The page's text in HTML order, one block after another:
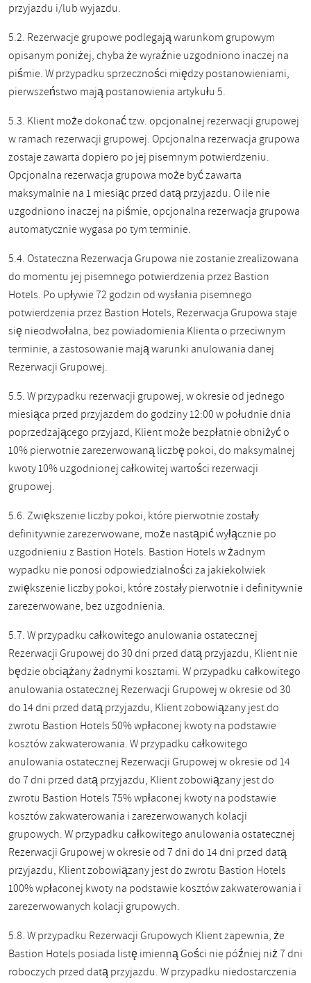
przyjazdu i/lub wyjazdu.
5.2. Rezerwacje grupowe podlegają warunkom grupowym
opisanym poniżej,chyba że wyraźnie uzgodniono inaczej na
piśmie. W przypadku sprzeczności między postanowieniami,
pierwszeństwo mają postanowienia artykułu 5.
5.3. Klient może dokonać tzw. opcjonalnej rezerwacji grupowej
w ramach rezerwacji grupowej. Opcjonalna rezerwacja grupowa
zostaje zawarta dopiero po jej pisemnym potwierdzeniu.
Opcjonalna rezerwacja grupowa może być zawarta
maksymalnie na 1 miesiąc przed datą przyjazdu. O ile nie
uzgodniono inaczej na piśmie, opcjonalna rezerwacja grupowa
automatycznie wygasa po tym terminie.
5.4. Ostateczna Rezerwacja Grupowa nie zostanie zrealizowana
do momentu jej pisemnego potwierdzenia przez Bastion
Hotels. Po upływie 72 godzin od wysłania pisemnego
potwierdzenia przez Bastion Hotels, Rezerwacja Grupowa staje
się nieodwołalna, bez powiadomienia Klienta o przeciwnym
terminie, a zastosowanie mają warunki anulowania danej
Rezerwacji Grupowej.
5.5. W przypadku rezerwacji grupowej, w okresie od jednego
miesiąca przed przyjazdem do godziny 12:00 w południe dnia
poprzedzającego przyjazd, Klient może bezpłatnie obniżyć o
10% pierwotnie zarezerwowaną liczbę pokoi, do maksymalnej
kwoty 10% uzgodnionej całkowitej wartości rezerwacji
grupowej.
5.6. Zwiększenie liczby pokoi, które pierwotnie zostały
definitywnie zarezerwowane, może nastąpić wyłącznie po
uzgodnieniu z Bastion Hotels. Bastion Hotels w żadnym
wypadku nie ponosi odpowiedzialności za jakiekolwiek
zwiększenie liczby pokoi, które zostały pierwotnie i definitywnie
zarezerwowane, bez uzgodnienia.
5.7. W przypadku całkowitego anulowania ostatecznej
Rezerwacji Grupowej do 30 dni przed datą przyjazdu, Klient nie
będzie obciążany żadnymi kosztami. W przypadku całkowitego
anulowania ostatecznej Rezerwacji Grupowej w okresie od 30
do 14 dni przed datą przyjazdu, Klient zobowiązany jest do
zwrotu Bastion Hotels 50% wpłaconej kwoty na podstawie
kosztów zakwaterowania. W przypadku całkowitego
anulowania ostatecznej Rezerwacji Grupowej w okresie od 14
do 7 dni przed datą przyjazdu, Klient zobowiązany jest do
zwrotu Bastion Hotels 75% wpłaconej kwoty na podstawie
kosztów zakwaterowania i zarezerwowanych kolacji
grupowych. W przypadku całkowitego anulowania ostatecznej
Rezerwacji Grupowej w okresie od 7 dni do 14 dni przed datą
przyjazdu, Klient zobowiązany jest do zwrotu Bastion Hotels
100% wpłaconej kwoty na podstawie kosztów zakwaterowania i
zarezerwowanych kolacji grupowych.
5.8. W przypadku Rezerwacji Grupowych Klient zapewnia, że
Bastion Hotels posiada listę imienną Gości nie później niż 7 dni
roboczych przed datą przyjazdu. W przypadku niedostarczenia